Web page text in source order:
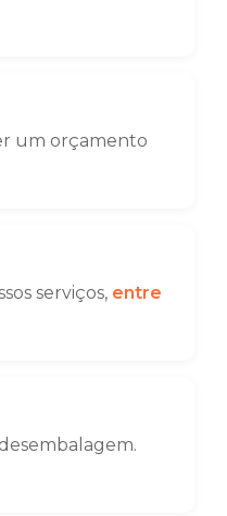
um orçamento
serviços, entre